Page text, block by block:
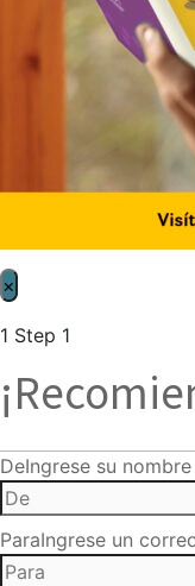
×
1 Step 1
DeIngrese su nombre
ParaIngrese un